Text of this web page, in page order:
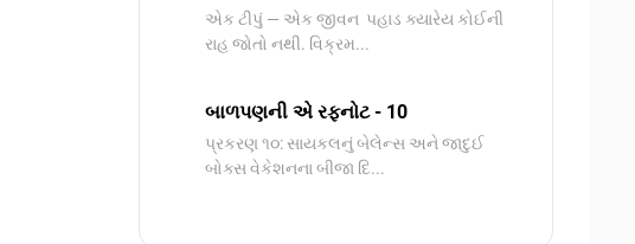
એક ટીપું — એક જીવન પહાડ ક્યારેય કોઈની
રાહ જોતો નથી. વિક્રમ...
બાળપણની એ રફનોટ - 10
પ્રકરણ ૧૦: સાયકલનું બેલેન્સ અને જાદુઈ
બોક્સ વેકેશનના બીજા દિ...